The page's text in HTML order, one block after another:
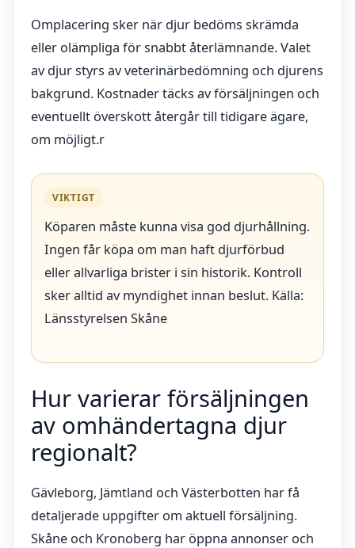
Omplacering sker när djur bedöms skrämda
eller olämpliga för snabbt återlämnande. Valet
av djur styrs av veterinärbedömning och djurens
bakgrund. Kostnader täcks av försäljningen och
eventuellt överskott återgår till tidigare ägare,
om möjligt.r
VIKTIGT
Köparen måste kunna visa god djurhållning.
Ingen får köpa om man haft djurförbud
eller allvarliga brister i sin historik. Kontroll
sker alltid av myndighet innan beslut. Källa:
Länsstyrelsen Skåne
Hur varierar försäljningen
av omhändertagna djur
regionalt?
Gävleborg, Jämtland och Västerbotten har få
detaljerade uppgifter om aktuell försäljning.
Skåne och Kronoberg har öppna annonser och